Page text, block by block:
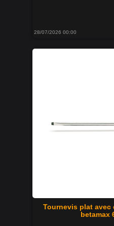
28/07/2026 00:00
Tournevis plat avec
betamax